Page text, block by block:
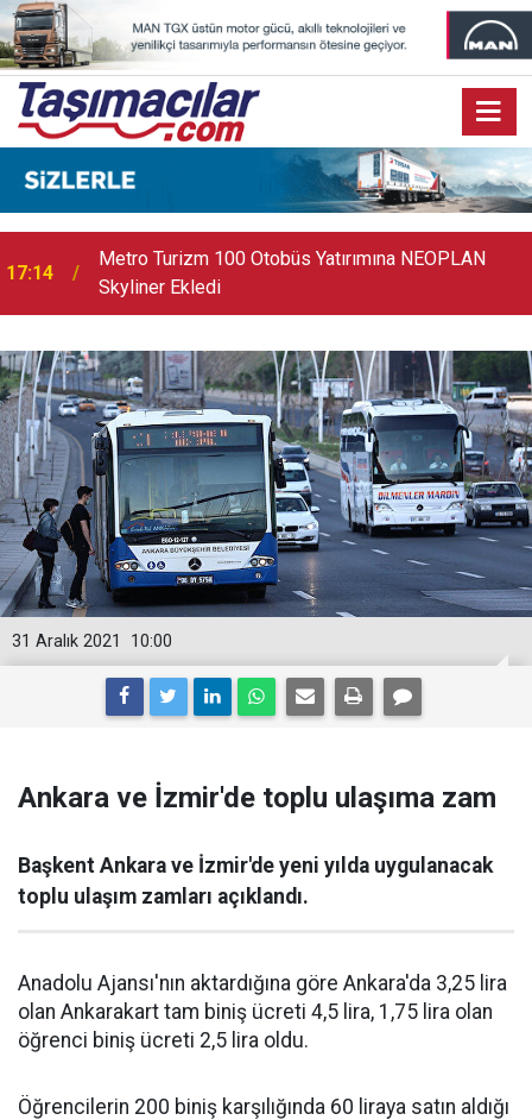
17:07
Audi Q9 Markanın En Büyük SUV Modeli Oldu
17:03
Toyota Otomotiv Sanayi Türkiye Üretime Ara Veriyor
10:00
31 Aralık 2021
Ankara ve İzmir'de toplu ulaşıma zam
Başkent Ankara ve İzmir'de yeni yılda uygulanacak
toplu ulaşım zamları açıklandı.
Anadolu Ajansı'nın aktardığına göre Ankara'da 3,25 lira
olan Ankarakart tam biniş ücreti 4,5 lira, 1,75 lira olan
öğrenci biniş ücreti 2,5 lira oldu.
Öğrencilerin 200 biniş karşılığında 60 liraya satın aldığı